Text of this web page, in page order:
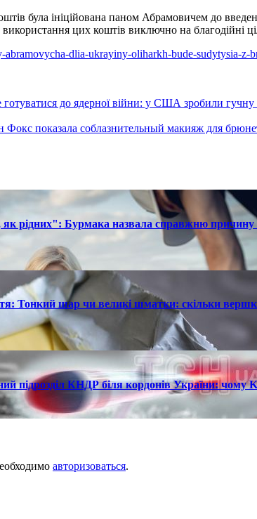
була ініційована паном Абрамовичем до
цих коштів виключно на благодійні
abramovycha-dlia-ukrayiny-oliharkh-bude-sudytysia-z-
до ядерної війни: у США зробили гучну
показала соблазнительный макияж для
рідних": Бурмака назвала справжню причину
Тонкий шар чи великі шматки: скільки
підрозділ КНДР біля кордонів України: чому
авторизоваться.